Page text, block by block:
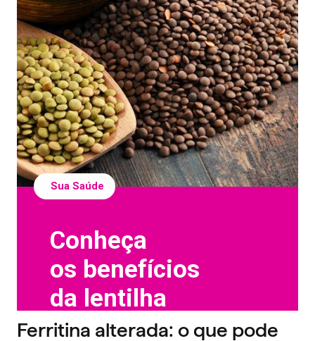
Ferritina alterada: o que pode